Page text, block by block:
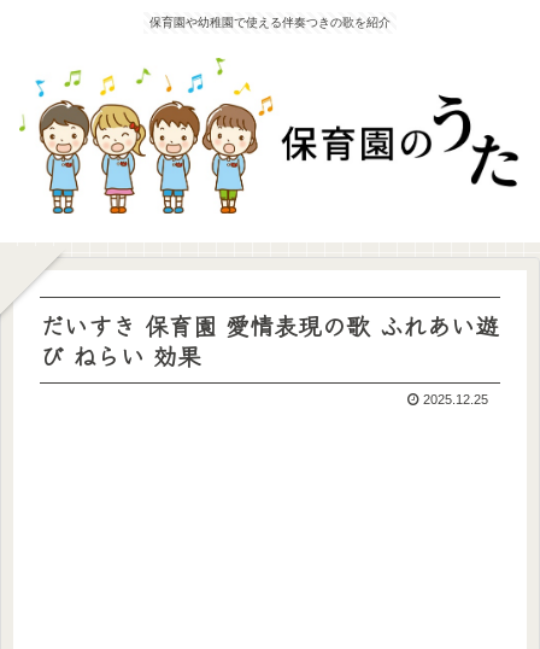
保育園や幼稚園で使える伴奏つきの歌を紹介
だいすき 保育園 愛情表現の歌 ふれあい遊
び ねらい 効果
2025.12.25